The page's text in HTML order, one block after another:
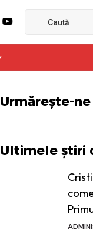
Urmărește-
Ultimele știri